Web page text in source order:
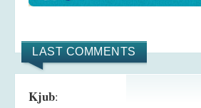
LAST COMMENTS
Kjub: